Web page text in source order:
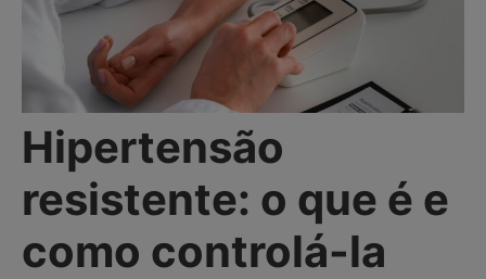
Hipertensão
resistente: o que é e
como controlá-la